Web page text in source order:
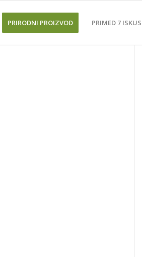
PRIRODNI PROIZVOD PRIMED 7